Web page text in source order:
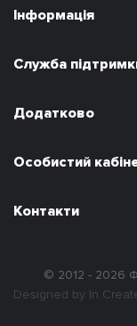
Інформація
Служба
Додатково
Особистий
Контакти
© 2012 - 2026
Designed by In